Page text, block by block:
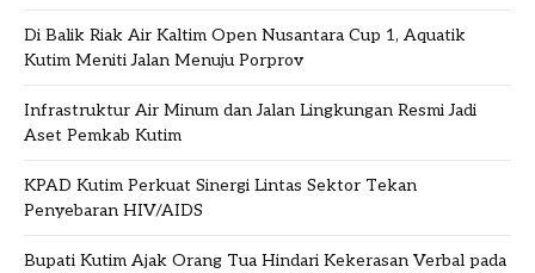
Di Balik Riak Air Kaltim Open Nusantara Cup 1, Aquatik
Kutim Meniti Jalan Menuju Porprov
Infrastruktur Air Minum dan Jalan Lingkungan Resmi Jadi
Aset Pemkab Kutim
KPAD Kutim Perkuat Sinergi Lintas Sektor Tekan
Penyebaran HIV/AIDS
Bupati Kutim Ajak Orang Tua Hindari Kekerasan Verbal pada